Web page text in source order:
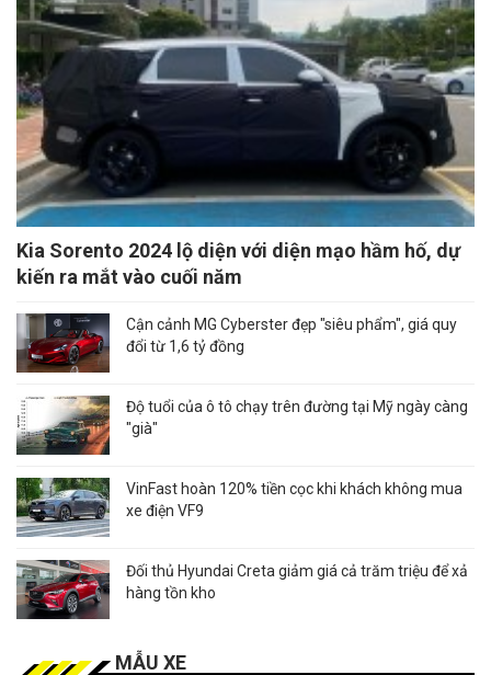
Kia Sorento 2024 lộ diện với diện mạo hầm hố, dự
kiến ra mắt vào cuối năm
Cận cảnh MG Cyberster đẹp "siêu phẩm", giá quy
đổi từ 1,6 tỷ đồng
Độ tuổi của ô tô chạy trên đường tại Mỹ ngày càng
"già"
VinFast hoàn 120% tiền cọc khi khách không mua
xe điện VF9
Đối thủ Hyundai Creta giảm giá cả trăm triệu để xả
hàng tồn kho
MẪU XE